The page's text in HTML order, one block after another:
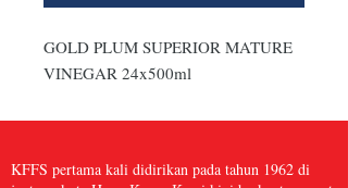
GOLD PLUM SUPERIOR MATURE
VINEGAR 24x500ml
KFFS pertama kali didirikan pada tahun 1962 di